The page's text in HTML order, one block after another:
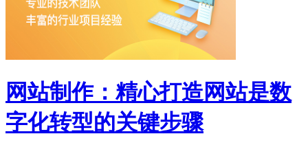
网站制作：精心打造网站是数
字化转型的关键步骤